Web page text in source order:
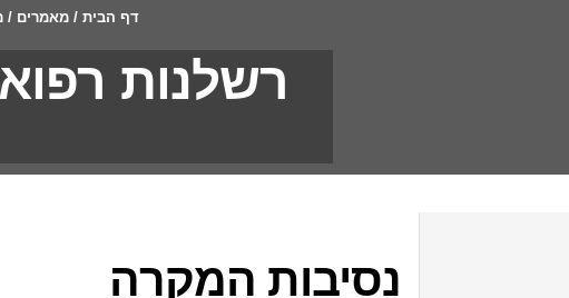
דף הבית /מאמרים /
רשלנות
נסיבות המקרה